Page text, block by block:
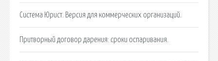
Система Юрист. Версия для коммерческих организаций.
Притворный договор дарения: сроки оспаривания.